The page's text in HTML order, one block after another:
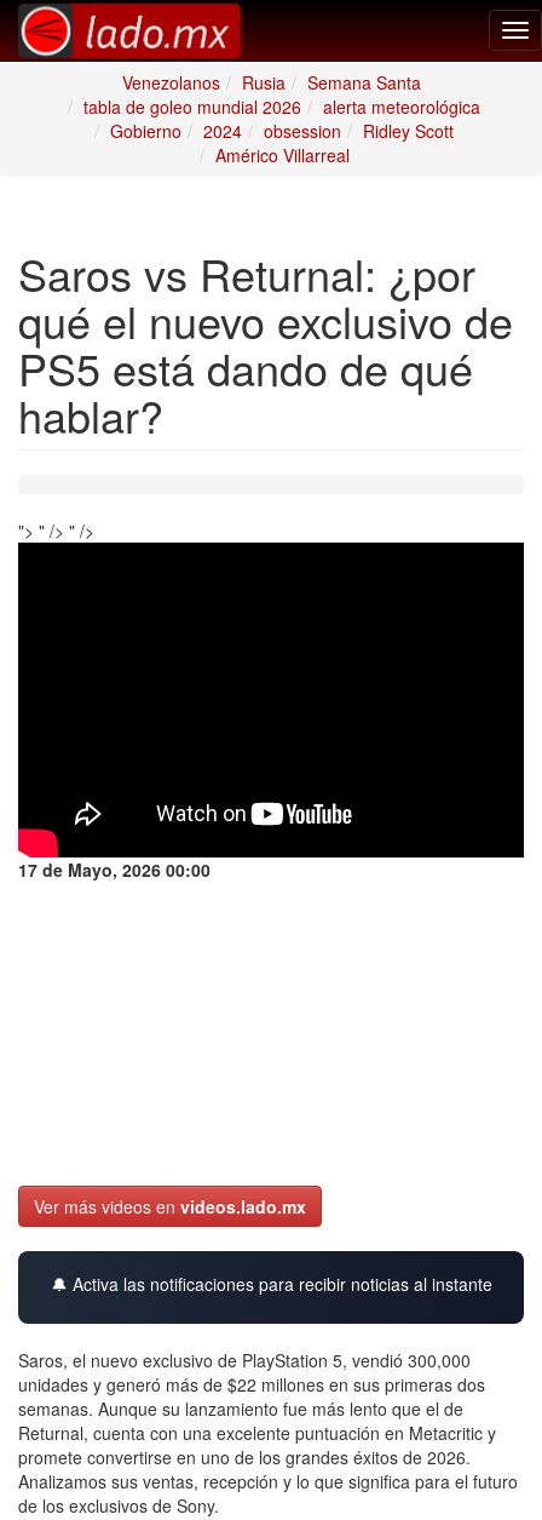
Venezolanos
Rusia
Semana Santa
tabla de goleo mundial 2026
alerta meteorológica
Gobierno
2024 obsession
Ridley Scott
Américo Villarreal
Saros vs Returnal: ¿por
qué el nuevo exclusivo de
PS5 está dando de qué
hablar?
"> " /> " />
17 de Mayo, 2026 00:00
Ver más videos en videos.lado.mx
🔔 Activa las notificaciones para recibir noticias al instante
Saros, el nuevo exclusivo de PlayStation 5, vendió 300,000
unidades y generó más de $22 millones en sus primeras dos
semanas. Aunque su lanzamiento fue más lento que el de
Returnal, cuenta con una excelente puntuación en Metacritic y
promete convertirse en uno de los grandes éxitos de 2026.
Analizamos sus ventas, recepción y lo que significa para el futuro
de los exclusivos de Sony.